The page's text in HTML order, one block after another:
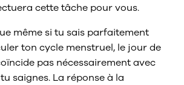
cette tâche pour vous.
même si tu sais parfaitement
ton cycle menstruel, le jour de
pas nécessairement avec
saignes. La réponse à la